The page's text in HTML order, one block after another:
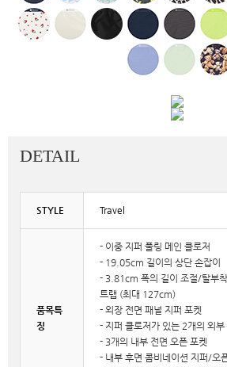
DETAIL
STYLE Travel
품목특
징
- 이중 지퍼 풀링 메인 클로저
- 19.05cm 길이의 상단 손잡이
- 3.81cm 폭의 길이 조절/탈부
트랩 (최대 127cm)
- 외장 전면 패널 지퍼 포켓
- 지퍼 클로저가 있는 2개의 외부
- 3개의 내부 전면 오픈 포켓
- 내부 후면 콤비네이션 지퍼/오